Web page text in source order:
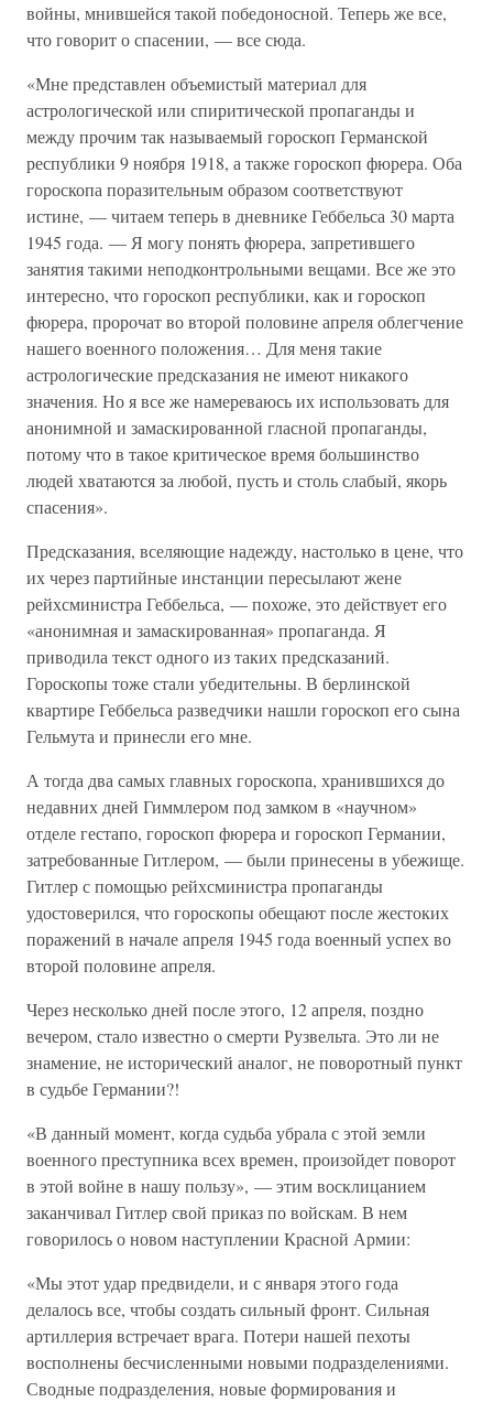
войны, мнившейся такой победоносной. Теперь же все,
что говорит о спасении, — все сюда.
«Мне представлен объемистый материал для
астрологической или спиритической пропаганды и
между прочим так называемый гороскоп Германской
республики 9 ноября 1918, а также гороскоп фюрера. Оба
гороскопа поразительным образом соответствуют
истине, — читаем теперь в дневнике Геббельса 30 марта
1945 года. — Я могу понять фюрера, запретившего
занятия такими неподконтрольными вещами. Все же это
интересно, что гороскоп республики, как и гороскоп
фюрера, пророчат во второй половине апреля облегчение
нашего военного положения… Для меня такие
астрологические предсказания не имеют никакого
значения. Но я все же намереваюсь их использовать для
анонимной и замаскированной гласной пропаганды,
потому что в такое критическое время большинство
людей хватаются за любой, пусть и столь слабый, якорь
спасения».
Предсказания, вселяющие надежду, настолько в цене, что
их через партийные инстанции пересылают жене
рейхсминистра Геббельса, — похоже, это действует его
«анонимная и замаскированная» пропаганда. Я
приводила текст одного из таких предсказаний.
Гороскопы тоже стали убедительны. В берлинской
квартире Геббельса разведчики нашли гороскоп его сына
Гельмута и принесли его мне.
А тогда два самых главных гороскопа, хранившихся до
недавних дней Гиммлером под замком в «научном»
отделе гестапо, гороскоп фюрера и гороскоп Германии,
затребованные Гитлером, — были принесены в убежище.
Гитлер с помощью рейхсминистра пропаганды
удостоверился, что гороскопы обещают после жестоких
поражений в начале апреля 1945 года военный успех во
второй половине апреля.
Через несколько дней после этого, 12 апреля, поздно
вечером, стало известно о смерти Рузвельта. Это ли не
знамение, не исторический аналог, не поворотный пункт
в судьбе Германии?!
«В данный момент, когда судьба убрала с этой земли
военного преступника всех времен, произойдет поворот
в этой войне в нашу пользу», — этим восклицанием
заканчивал Гитлер свой приказ по войскам. В нем
говорилось о новом наступлении Красной Армии:
«Мы этот удар предвидели, и с января этого года
делалось все, чтобы создать сильный фронт. Сильная
артиллерия встречает врага. Потери нашей пехоты
восполнены бесчисленными новыми подразделениями.
Сводные подразделения, новые формирования и